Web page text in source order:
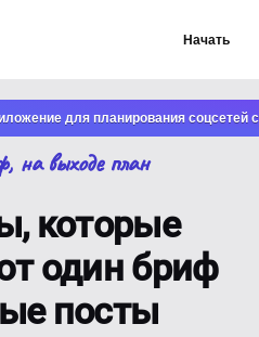
Начать
для планирования соцсетей
на выходе план
которые
один бриф
посты